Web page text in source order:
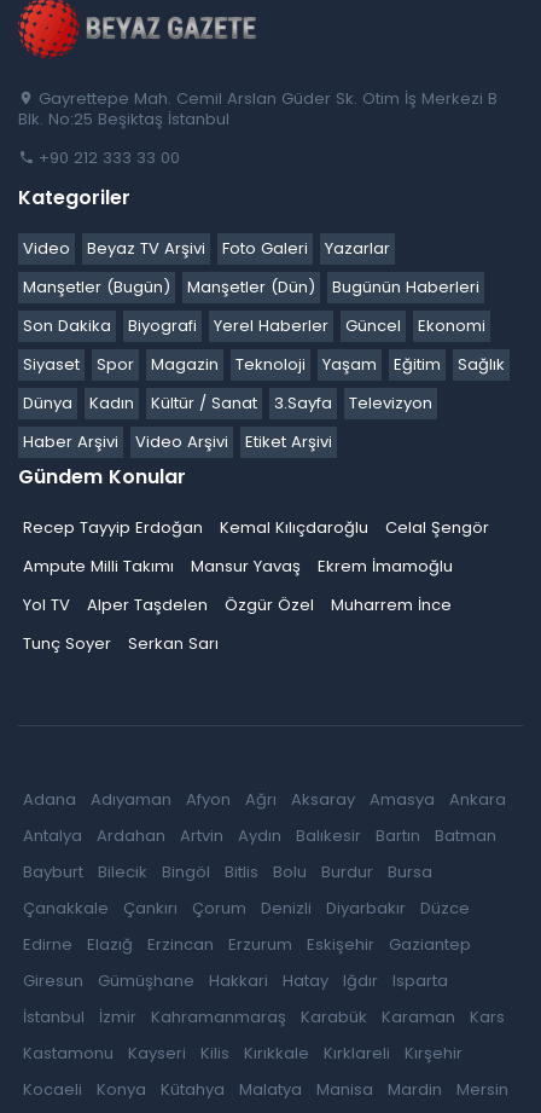
Gayrettepe Mah. Cemil Arslan Güder Sk. Otim İş Merkezi B
Blk. No:25 Beşiktaş İstanbul
+90 212 333 33 00
Kategoriler
Video Beyaz TV Arşivi Foto Galeri
Yazarlar
Manşetler (Bugün)
Manşetler (Dün)
Bugünün Haberleri
Son Dakika
Biyografi Yerel Haberler Güncel
Ekonomi
Siyaset
Spor Magazin Teknoloji Yaşam Eğitim
Sağlık
Dünya
Kadın Kültür / Sanat 3.Sayfa
Televizyon
Haber Arşivi
Video Arşivi Etiket Arşivi
Gündem Konular
Recep Tayyip Erdoğan Kemal Kılıçdaroğlu
Celal Şengör
Ampute Milli Takımı
Mansur Yavaş
Ekrem İmamoğlu
Yol TV
Alper Taşdelen Özgür Özel
Muharrem İnce
Tunç Soyer
Serkan Sarı
Adana Adıyaman Afyon Ağrı Aksaray Amasya
Ankara
Antalya
Ardahan Artvin Aydın Balıkesir Bartın
Batman
Bayburt
Bilecik Bingöl Bitlis Bolu Burdur
Bursa
Çanakkale
Çankırı Çorum Denizli Diyarbakır
Düzce
Edirne
Elazığ Erzincan Erzurum Eskişehir
Gaziantep
Giresun
Gümüşhane Hakkari Hatay Iğdır
Isparta
İstanbul
İzmir Kahramanmaraş Karabük Karaman
Kars
Kastamonu
Kayseri Kilis Kırıkkale Kırklareli
Kırşehir
Kocaeli
Konya Kütahya Malatya Manisa Mardin Mersin